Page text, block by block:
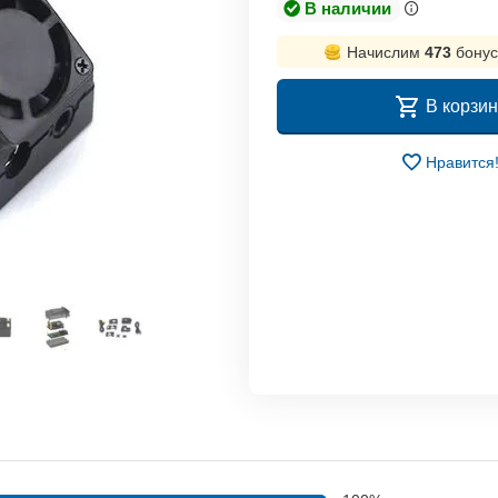
В наличии
Начислим 473
В
Нравится!